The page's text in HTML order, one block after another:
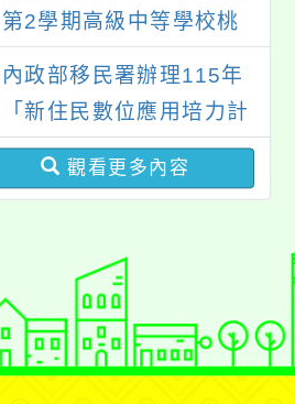
「親密關係工作坊」、
「祖孫樂淘桃創意照片徵
件活動」海報各1份
第2學期高級中等學校桃
內政部移民署辦理115年
「新住民數位應用培力計
畫」免費資訊課程一案
觀看更多內容